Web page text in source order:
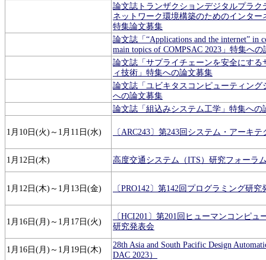
論文誌トランザクションデジタルプラク
ネットワーク環境構築のためのインター
特集論文募集
論文誌「“Applications and the internet” in
main topics of COMPSAC 2023」特集へ
論文誌「サプライチェーンを安全にする
ィ技術」特集への論文募集
論文誌「ユビキタスコンピューティン
への論文募集
論文誌「組込みシステム工学」特集への
1月10日(火)～1月11日(水) 〔ARC243〕第243回システム・アーキ
1月12日(木) 高度交通システム（ITS）研究フォーラ
1月12日(木)～1月13日(金) 〔PRO142〕第142回プログラミング研究
1月16日(月)～1月17日(火)
〔HCI201〕第201回ヒューマンコンピュ
研究発表会
1月16日(月)～1月19日(木)
28th Asia and South Pacific Design
DAC 2023）